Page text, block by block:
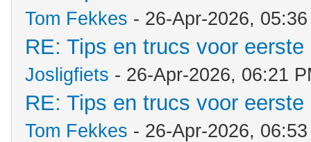
Tom Fekkes - 26-Apr-2026,
RE: Tips en trucs voor
Josligfiets - 26-Apr-2026, 06:21
RE: Tips en trucs voor
Tom Fekkes - 26-Apr-2026,